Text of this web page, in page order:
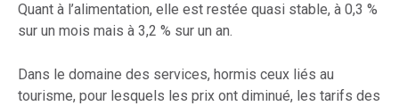
Quant à l’alimentation, elle est restée quasi stable, à 0,3 %
sur un mois mais à 3,2 % sur un an.
Dans le domaine des services, hormis ceux liés au
tourisme, pour lesquels les prix ont diminué, les tarifs des